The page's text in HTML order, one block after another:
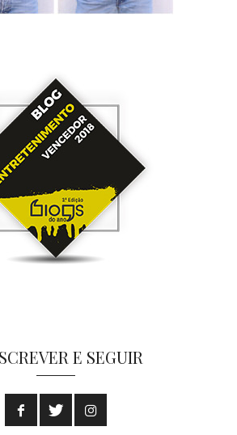
E SEGUIR